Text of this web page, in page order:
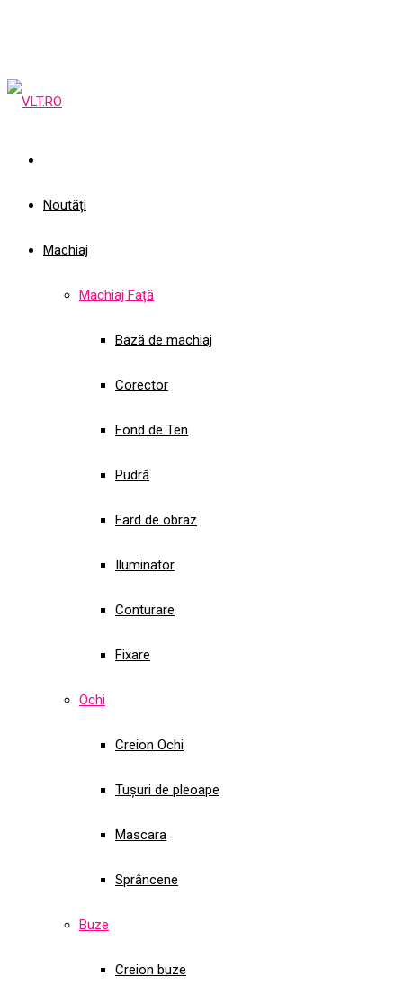
Noutăți
Machiaj
Machiaj Față
Bază de machiaj
Corector
Fond de Ten
Pudră
Fard de obraz
Iluminator
Conturare
Fixare
Ochi
Creion Ochi
Tușuri de pleoape
Mascara
Sprâncene
Buze
Creion buze